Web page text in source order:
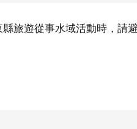
旅遊從事水域活動時，請